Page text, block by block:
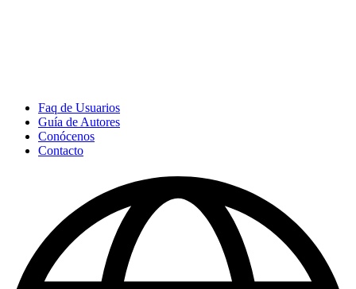
Faq de Usuarios
Guía de Autores
Conócenos
Contacto